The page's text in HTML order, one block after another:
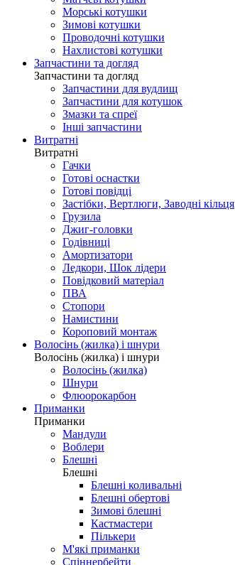
Морські котушки
Зимові котушки
Проводочні котушки
Нахлистові котушки
Запчастини та догляд
Запчастини та догляд
Запчастини для вудлищ
Запчастини для котушок
Змазки та спреї
Інші запчастини
Витратні
Витратні
Гачки
Готові оснастки
Готові повідці
Застібки, Вертлюги, Заводні кільця
Грузила
Джиг-головки
Годівниці
Амортизатори
Ледкори, Шок лідери
Повідковий матеріал
ПВА
Стопори
Намистини
Короповий монтаж
Волосінь (жилка) і шнури
Волосінь (жилка) і шнури
Волосінь (жилка)
Шнури
Флюорокарбон
Приманки
Приманки
Мандули
Воблери
Блешні
Блешні
Блешні коливальні
Блешні обертові
Зимові блешні
Кастмастери
Пількери
М'які приманки
Спіннербейти